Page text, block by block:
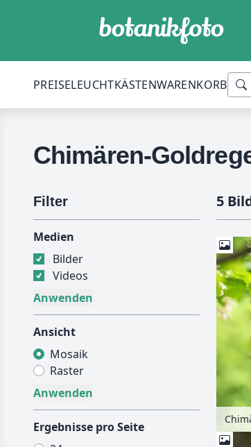
PREISELEUCHTKÄSTENWARENKORB
Chimären-
Filter
Medien
Bilder
Videos
Ansicht
Mosaik
Raster
Ergebnisse pro Seite
5